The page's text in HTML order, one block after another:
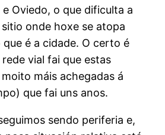
Oviedo, o que dificulta a
onde hoxe se atopa
é a cidade. O certo é
vial fai que estas
máis achegadas á
que fai uns anos.
sendo periferia e,